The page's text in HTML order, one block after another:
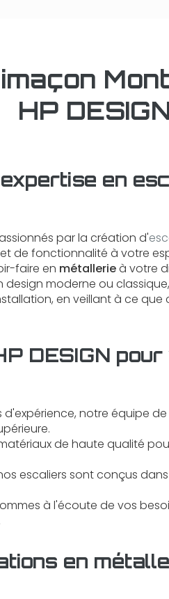
HP
en
par la création d'
de fonctionnalité à votre
faire en métallerieà votre
design moderne ou
en veillant à ce
DESIGN
d'expérience, notre équipe
de haute qualité
escaliers sont conçus
à l'écoute de vos
en